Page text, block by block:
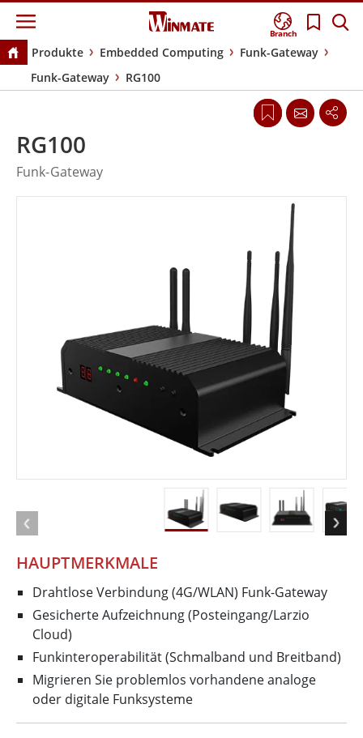
Branch
Produkte Embedded Computing
Funk-Gateway
Funk-Gateway
RG100
HAUPTMERKMALE
Drahtlose Verbindung (4G/WLAN) Funk-Gateway
Gesicherte Aufzeichnung (Posteingang/Larzio
Cloud)
Funkinteroperabilität (Schmalband und Breitband)
Migrieren Sie problemlos vorhandene analoge
oder digitale Funksysteme
RG100
Funk-Gateway